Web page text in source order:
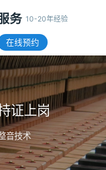
务 10-20年经验
在线预约
证上岗
音技术